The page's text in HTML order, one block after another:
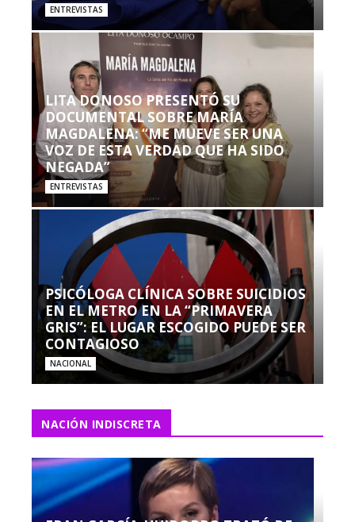
ENTREVISTAS
LITA DONOSO PRESENTÓ SU
DOCUMENTAL SOBRE MARÍA
MAGDALENA: “ME MUEVE SER UNA
VOZ DE ESTA VERDAD QUE HA SIDO
NEGADA”
ENTREVISTAS
PSICÓLOGA CLÍNICA SOBRE SUICIDIOS
EN EL METRO EN LA “PRIMAVERA
GRIS”: EL LUGAR ESCOGIDO PUEDE SER
CONTAGIOSO
NACIONAL
NACIÓN INDISCRETA